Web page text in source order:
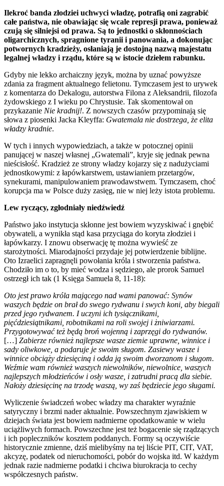
Ilekroć banda złodziei uchwyci władzę, potrafią oni zagrabić
całe państwa, nie ­obawiając się wcale represji prawa, ponieważ
czują się silniejsi od prawa. Są to jednostki o skłonnościach
oligarchicznych, spragnione tyranii i panowania, a dokonując
potwornych ­kradzieży, osłaniają je dostojną nazwą majestatu
legalnej władzy i rządu, które są w istocie dziełem rabunku.
Gdyby nie lekko archaiczny język, można by uznać powyższe
zdania za fragment aktualnego felietonu. Tymczasem jest to urywek
z komentarza do Dekalogu, autorstwa Filona z Aleksandrii, filozofa
żydowskiego z I wieku po Chrystusie. Tak skomentował on
przykazanie Nie kradnij!. Z nowszych czasów przypominają się
słowa z piosenki Jacka Kleyffa: Gwatemala nie dostrzega, że elita
władzy kradnie.
W tych i innych wypowiedziach, a także w potocznej opinii
panującej w naszej własnej „Gwatemali”, kryje się jednak pewna
nieścisłość. Kradzież ze strony władzy kojarzy się z nadużyciami
jednostkowymi: z łapówkarstwem, ustawianiem przetargów,
synekurami, manipulowaniem prawodawstwem. Tymczasem, choć
korupcja ma w Polsce duży zasięg, nie w niej leży istota problemu.
Lew ryczący, zgłodniały niedźwiedź
Państwo jako instytucja skłonne jest bowiem wyzyskiwać i gnębić
obywateli, a wynikła stąd kasa przyciąga do koryta złodziei i
łapówkarzy. I znowu obserwację tę można wywieść ze
starożytności. Miarodajności przydaje jej potwierdzenie biblijne.
Oto Izraelici zapragnęli powołania króla i stworzenia państwa.
Chodziło im o to, by mieć wodza i sędziego, ale prorok Samuel
ostrzegł ich tak (1 Księga Samuela 8, 11-18):
Oto jest prawo króla mającego nad wami panować: Synów
waszych będzie on brał do swego rydwanu i swych koni, aby biegali
przed jego rydwanem. I uczyni ich tysiącznikami,
pięćdziesiątnikami, robotnikami na roli swojej i żniwiarzami.
Przygotowywać też będą broń wojenną i zaprzęgi do rydwanów.
[…] Zabierze również najlepsze wasze ziemie uprawne, winnice i
sady oliwkowe, a podaruje je swoim sługom. Zasiewy wasze i
winnice obciąży dziesięciną i odda ją swoim dworzanom i sługom.
Weźmie wam również waszych niewolników, niewolnice, waszych
najlepszych młodzieńców i osły wasze, i zatrudni pracą dla siebie.
Nałoży dziesięcinę na trzodę waszą, wy zaś będziecie jego sługami.
Wyliczenie świadczeń wobec władzy ma charakter wyraźnie
satyryczny i brzmi nader aktualnie. Powszechnym zjawiskiem w
dziejach świata jest bowiem nadmierne opodatkowanie w wielu
uciążliwych formach. Powszechne jest też bogacenie się rządzących
i ich popleczników kosztem poddanych. Formy są oczywiście
historycznie zmienne, dziś mielibyśmy na tej liście PIT, CIT, VAT,
akcyzę, podatek od nieruchomości, pobór do wojska itd. W każdym
jednak razie nadmierne podatki i chciwa biurokracja to cechy
współczesnych państw.